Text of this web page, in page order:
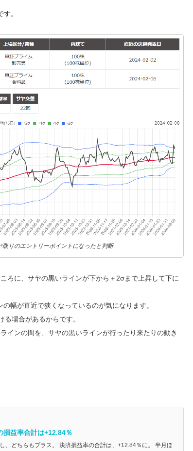
す。
りのエントリーポイントになったと判断
ろに、サヤの黒いラインが下から＋2σまで上昇して下に
幅が直近で狭くなっているのが気になります。
場合があるからです。
インの間を、サヤの黒いラインが行ったり来たりの動き
損益率合計は+12.84％
、どちらもプラス。 決済損益率の合計は、+12.84％に。 半月ほ